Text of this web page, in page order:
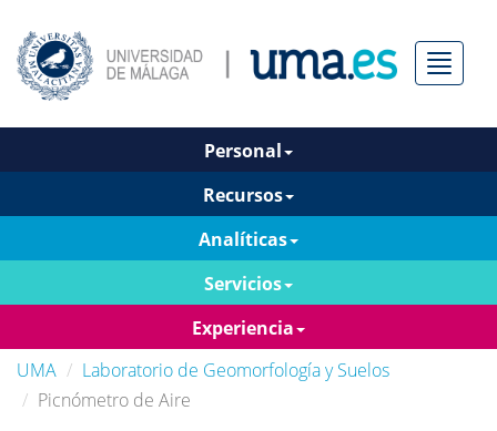
Menú
Personal
Recursos
Analíticas
Servicios
Experiencia
UMA
Laboratorio de Geomorfología y Suelos
Picnómetro de Aire